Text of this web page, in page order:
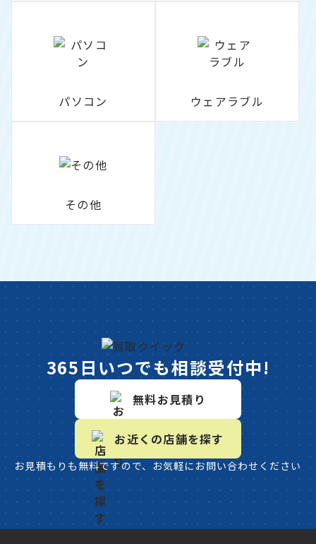
パソコン ウェアラブル
その他
365日いつでも相談受付中!
無料お見積り
お近くの店舗を探す
お見積もりも無料ですので、お気軽にお問い合わせください